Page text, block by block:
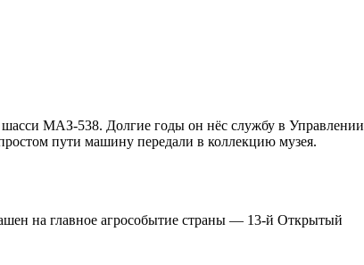
МАЗ-538. Долгие годы он нёс службу в Управлении
пути машину передали в коллекцию музея.
на главное агрособытие страны — 13-й Открытый